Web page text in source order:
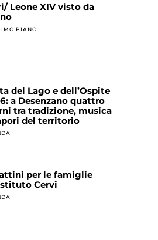
Leone XIV visto da
PIANO
del Lago e dell’Ospite
a Desenzano quattro
tra tradizione, musica
del territorio
per le famiglie
Cervi